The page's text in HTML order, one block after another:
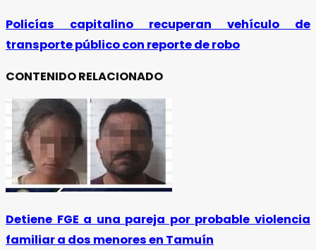
Policías capitalino recuperan vehículo de
transporte público con reporte de robo
CONTENIDO RELACIONADO
Detiene FGE a una pareja por probable violencia
familiar a dos menores en Tamuín